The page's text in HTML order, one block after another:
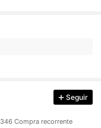
Seguir
346 Compra recorrente